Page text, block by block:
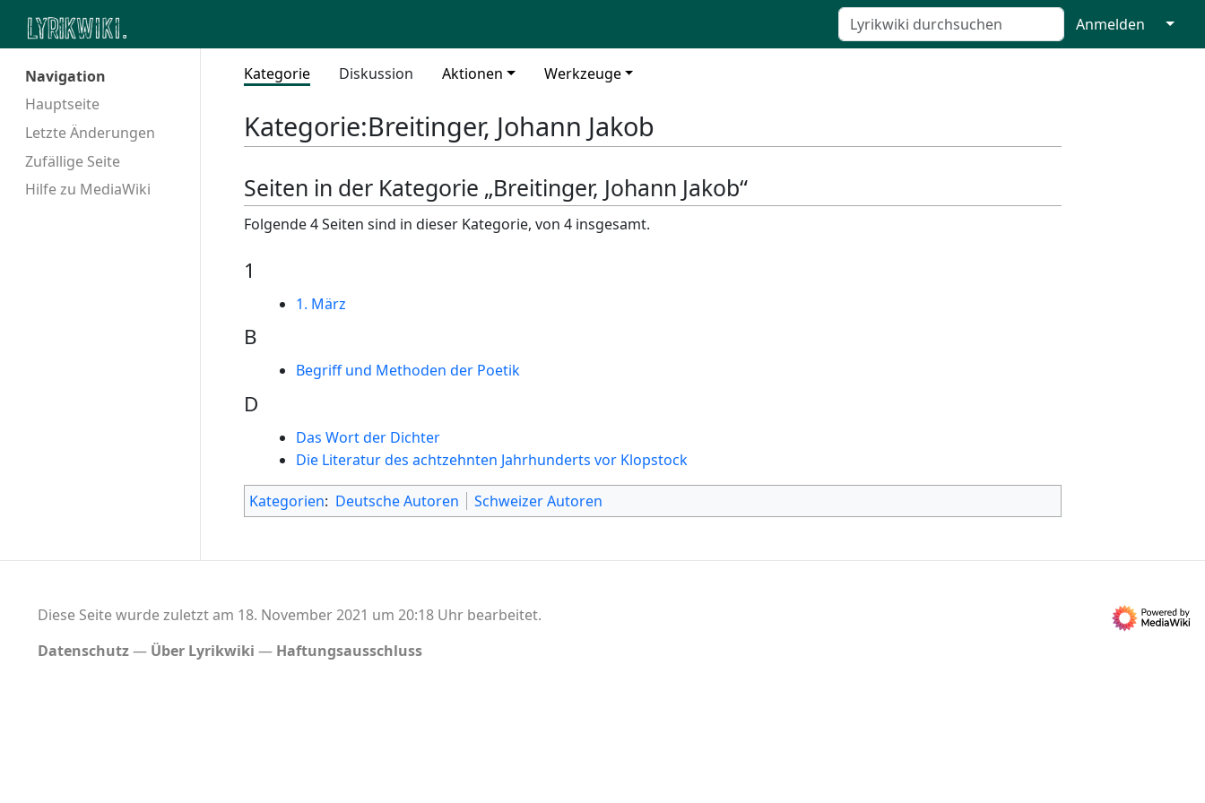
Anmelden ↓
Navigation
Hauptseite
Letzte Änderungen
Zufällige Seite
Hilfe zu MediaWiki
Kategorie Diskussion Aktionen Werkzeuge
Kategorie:Breitinger, Johann Jakob
Seiten in der Kategorie „Breitinger, Johann Jakob“
Folgende 4 Seiten sind in dieser Kategorie, von 4 insgesamt.
1
1. März
B
Begriff und Methoden der Poetik
D
Das Wort der Dichter
Die Literatur des achtzehnten Jahrhunderts vor Klopstock
Kategorien: Deutsche Autoren Schweizer Autoren
Diese Seite wurde zuletzt am 18. November 2021 um 20:18 Uhr bearbeitet.
Datenschutz
Über Lyrikwiki Haftungsausschluss